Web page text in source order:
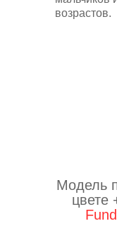
возрастов.
Модель
цвете